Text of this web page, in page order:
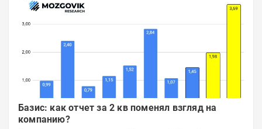
Базис: как отчет за 2 кв поменял взгляд на
компанию?